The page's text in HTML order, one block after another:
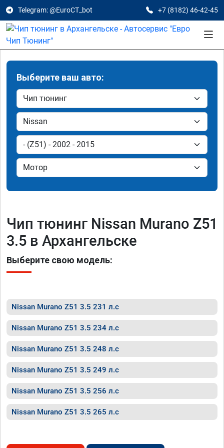
Telegram: @EuroCT_bot +7 (8182) 46-42-45
Выберите ваш авто:
Чип тюнинг Nissan Murano Z51
3.5 в Архангельске
Выберите свою модель:
Nissan Murano Z51 3.5 231 л.с
Nissan Murano Z51 3.5 234 л.с
Nissan Murano Z51 3.5 248 л.с
Nissan Murano Z51 3.5 249 л.с
Nissan Murano Z51 3.5 256 л.с
Nissan Murano Z51 3.5 265 л.с